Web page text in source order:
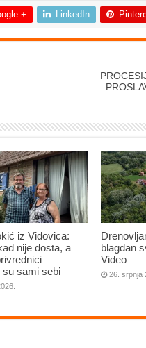
+ LinkedIn
iz Vidovica:
nije dosta, a
su sami sebi
blagdan
Video
26. srpnja